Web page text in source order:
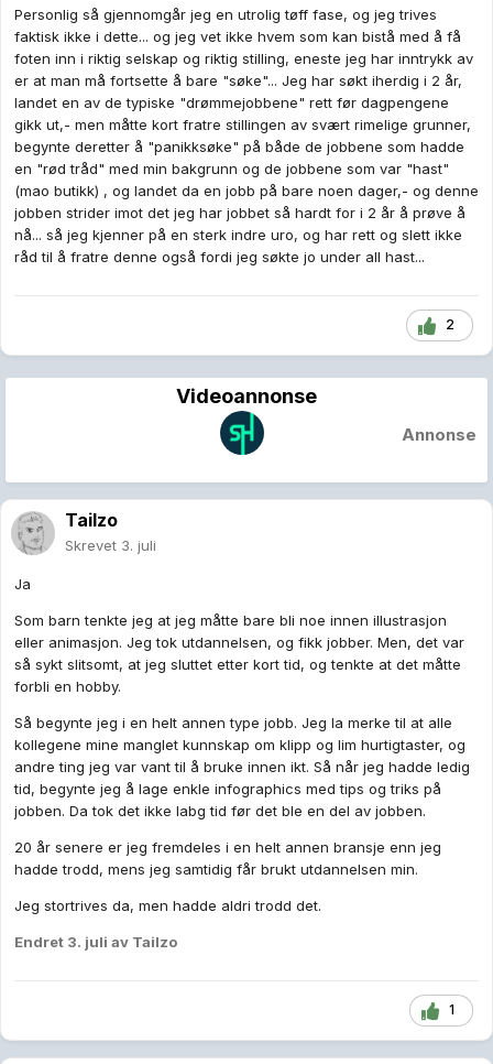
Personlig så gjennomgår jeg en utrolig tøff fase, og jeg trives
faktisk ikke i dette... og jeg vet ikke hvem som kan bistå med å få
foten inn i riktig selskap og riktig stilling, eneste jeg har inntrykk av
er at man må fortsette å bare "søke"... Jeg har søkt iherdig i 2 år,
landet en av de typiske "drømmejobbene" rett før dagpengene
gikk ut,- men måtte kort fratre stillingen av svært rimelige grunner,
begynte deretter å "panikksøke" på både de jobbene som hadde
en "rød tråd" med min bakgrunn og de jobbene som var "hast"
(mao butikk) , og landet da en jobb på bare noen dager,- og denne
jobben strider imot det jeg har jobbet så hardt for i 2 år å prøve å
nå... så jeg kjenner på en sterk indre uro, og har rett og slett ikke
råd til å fratre denne også fordi jeg søkte jo under all hast...
2
Videoannonse
Annonse
Tailzo
Skrevet 3. juli
Ja
Som barn tenkte jeg at jeg måtte bare bli noe innen illustrasjon
eller animasjon. Jeg tok utdannelsen, og fikk jobber. Men, det var
så sykt slitsomt, at jeg sluttet etter kort tid, og tenkte at det måtte
forbli en hobby.
Så begynte jeg i en helt annen type jobb. Jeg la merke til at alle
kollegene mine manglet kunnskap om klipp og lim hurtigtaster, og
andre ting jeg var vant til å bruke innen ikt. Så når jeg hadde ledig
tid, begynte jeg å lage enkle infographics med tips og triks på
jobben. Da tok det ikke labg tid før det ble en del av jobben.
20 år senere er jeg fremdeles i en helt annen bransje enn jeg
hadde trodd, mens jeg samtidig får brukt utdannelsen min.
Jeg stortrives da, men hadde aldri trodd det.
Endret 3. juli av Tailzo
1